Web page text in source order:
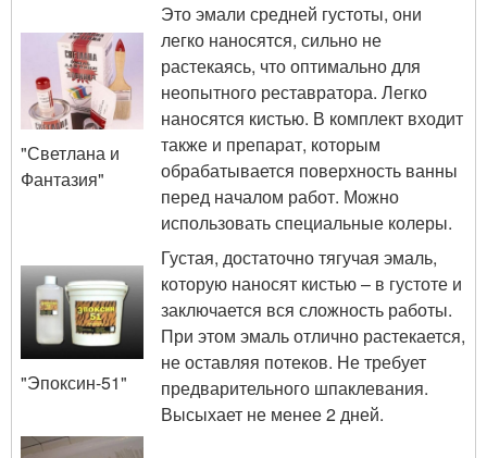
"Светлана и
Фантазия"
Это эмали средней густоты, они
легко наносятся, сильно не
растекаясь, что оптимально для
неопытного реставратора. Легко
наносятся кистью. В комплект входит
также и препарат, которым
обрабатывается поверхность ванны
перед началом работ. Можно
использовать специальные колеры.
"Эпоксин-51"
Густая, достаточно тягучая эмаль,
которую наносят кистью – в густоте и
заключается вся сложность работы.
При этом эмаль отлично растекается,
не оставляя потеков. Не требует
предварительного шпаклевания.
Высыхает не менее 2 дней.